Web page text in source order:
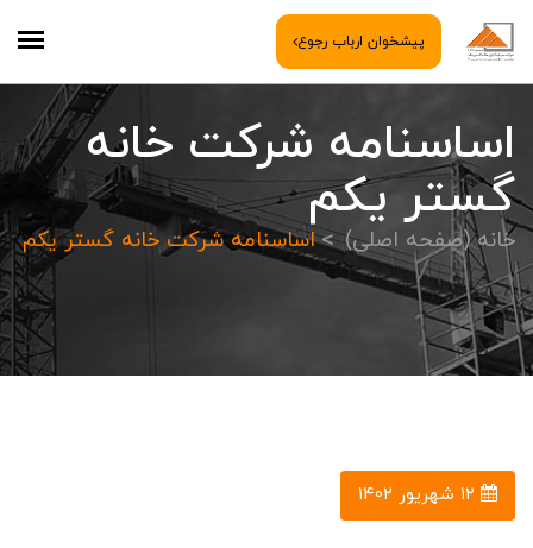
پیشخوان ارباب رجوع
اساسنامه شرکت خانه
گستر یکم
خانه (صفحه اصلی) اساسنامه شرکت خانه گستر یکم